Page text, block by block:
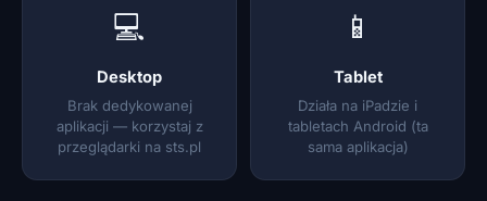
💻
Desktop
Brak dedykowanej
aplikacji — korzystaj z
przeglądarki na sts.pl
📱
Tablet
Działa na iPadzie i
tabletach Android (ta
sama aplikacja)